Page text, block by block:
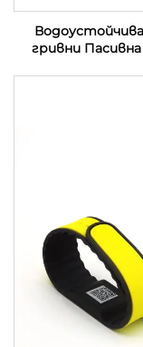
Водоустойчива
гривни